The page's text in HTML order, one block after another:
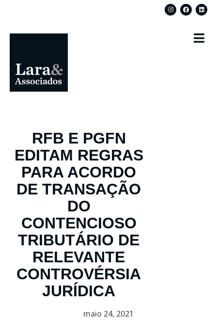
RFB E PGFN
EDITAM REGRAS
PARA ACORDO
DE TRANSAÇÃO
DO
CONTENCIOSO
TRIBUTÁRIO DE
RELEVANTE
CONTROVÉRSIA
JURÍDICA
maio 24, 2021